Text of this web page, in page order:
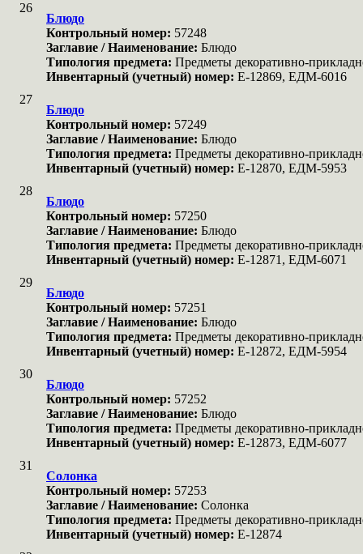
26
Блюдо
Контрольный номер: 57248
Заглавие / Наименование: Блюдо
Типология предмета: Предметы декоративно-
Инвентарный (учетный) номер: Е-12869, ЕДМ-6016
27
Блюдо
Контрольный номер: 57249
Заглавие / Наименование: Блюдо
Типология предмета: Предметы декоративно-
Инвентарный (учетный) номер: Е-12870, ЕДМ-5953
28
Блюдо
Контрольный номер: 57250
Заглавие / Наименование: Блюдо
Типология предмета: Предметы декоративно-
Инвентарный (учетный) номер: Е-12871, ЕДМ-6071
29
Блюдо
Контрольный номер: 57251
Заглавие / Наименование: Блюдо
Типология предмета: Предметы декоративно-
Инвентарный (учетный) номер: Е-12872, ЕДМ-5954
30
Блюдо
Контрольный номер: 57252
Заглавие / Наименование: Блюдо
Типология предмета: Предметы декоративно-
Инвентарный (учетный) номер: Е-12873, ЕДМ-6077
31
Солонка
Контрольный номер: 57253
Заглавие / Наименование: Солонка
Типология предмета: Предметы декоративно-
Инвентарный (учетный) номер: Е-12874